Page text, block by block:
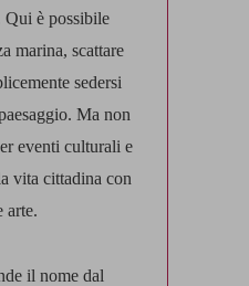
Qui è possibile
marina, scattare
sedersi
Ma non
eventi culturali e
vita cittadina con
arte.
il nome dal